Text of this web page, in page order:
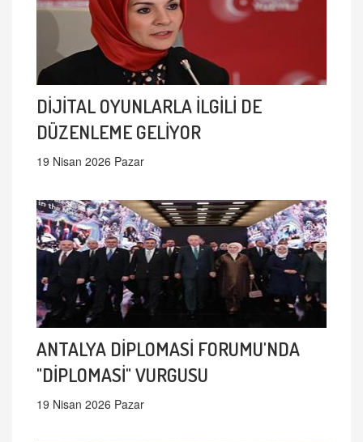
DİJİTAL OYUNLARLA İLGİLİ DE
DÜZENLEME GELİYOR
19 Nisan 2026 Pazar
ANTALYA DİPLOMASİ FORUMU'NDA
"DİPLOMASİ" VURGUSU
19 Nisan 2026 Pazar